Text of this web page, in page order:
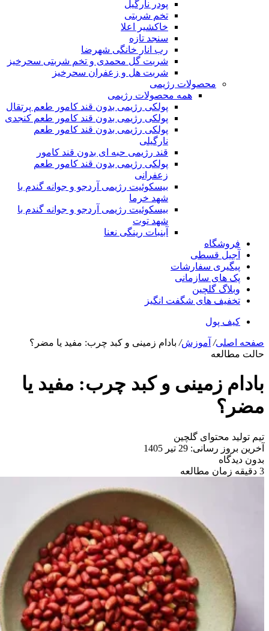
پودر نارگیل
تخم شربتی
خاکشیر اعلا
سنجد تازه
رب انار خانگی شهرضا
شربت گل محمدی و تخم شربتی سحرخیز
شربت هل و زعفران سحرخیز
محصولات رژیمی
همه محصولات رژیمی
پولکی رژیمی بدون قند کامور طعم پرتقال
پولکی رژیمی بدون قند کامور طعم کنجدی
پولکی رژیمی بدون قند کامور طعم
نارگیلی
قند رژیمی حبه ای بدون قند کامور
پولکی رژیمی بدون قند کامور طعم
زعفرانی
بيسکوئيت رژیمی آردجو و جوانه گندم با
شهد خرما
بيسکوئيت رژیمی آردجو و جوانه گندم با
شهد توت
آبنبات رینگی نعنا
فروشگاه
آجیل قسطی
پیگیری سفارشات
پک های سازمانی
وبلاگ گلچین
تخفیف های شگفت انگیز
کیف پول
صفحه اصلی/ آموزش/ بادام زمینی و کبد چرب: مفید یا مضر؟
حالت مطالعه
بادام زمینی و کبد چرب: مفید یا
مضر؟
تیم تولید محتوای گلچین
آخرین بروز رسانی: 29 تیر 1405
بدون دیدگاه
3 دقیقه زمان مطالعه